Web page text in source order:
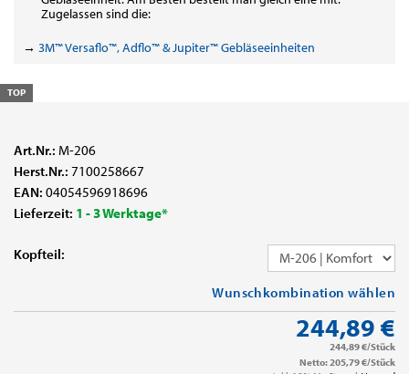
Zugelassen sind die:
→ 3M™ Versaflo™, Adflo™ & Jupiter™ Gebläseeinheiten
TOP
Art.Nr.: M-206
Herst.Nr.: 7100258667
EAN: 04054596918696
Lieferzeit: 1 - 3 Werktage*
Kopfteil:
Wunschkombination wählen
244,89 €
244,89 €/Stück
Netto: 205,79 €/Stück